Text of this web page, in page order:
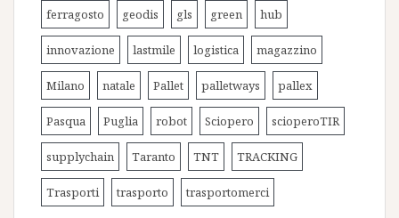
ferragosto geodis gls green hub
innovazione lastmile logistica magazzino
Milano natale Pallet palletways pallex
Pasqua Puglia robot Sciopero scioperoTIR
supplychain Taranto TNT TRACKING
Trasporti trasporto trasportomerci